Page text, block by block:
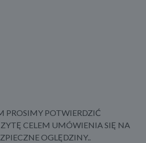
PROSIMY POTWIERDZIĆ
CELEM UMÓWIENIA SIĘ NA
OGLĘDZINY..